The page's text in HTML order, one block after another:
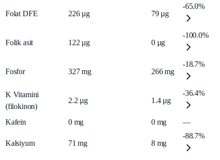
Folat DFE 226 µg 79 µg
-65.0%
Folik asit 122 µg 0 µg
-100.0%
Fosfor 327 mg 266 mg
-18.7%
K Vitamini
(filokinon)
2.2 µg 1.4 µg
-36.4%
Kafein 0 mg 0 mg —
Kalsiyum 71 mg 8 mg
-88.7%